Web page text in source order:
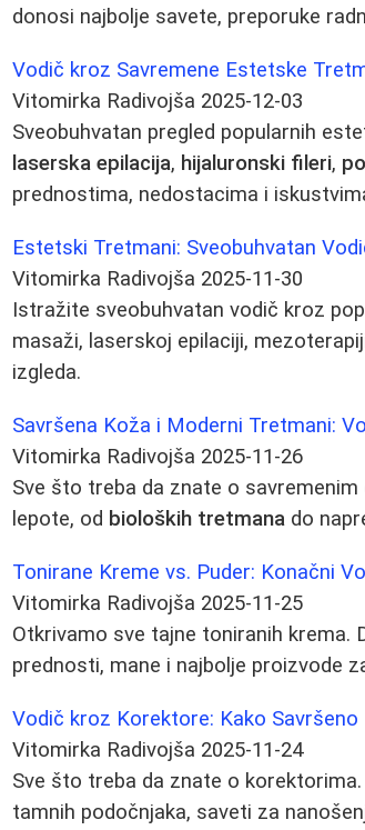
donosi najbolje savete, preporuke
Vodič kroz Savremene Estetske
Vitomirka Radivojša 2025-12-03
Sveobuhvatan pregled popularnih
laserska epilacija, hijaluronski fileri,
prednostima, nedostacima i
Estetski Tretmani: Sveobuhvatan
Vitomirka Radivojša 2025-11-30
Istražite sveobuhvatan vodič kroz
masaži, laserskoj epilaciji,
izgleda.
Savršena Koža i Moderni Tretmani:
Vitomirka Radivojša 2025-11-26
Sve što treba da znate o
lepote, od bioloških tretmana do
Tonirane Kreme vs. Puder: Konačni
Vitomirka Radivojša 2025-11-25
Otkrivamo sve tajne toniranih krema.
prednosti, mane i najbolje proizvode
Vodič kroz Korektore: Kako
Vitomirka Radivojša 2025-11-24
Sve što treba da znate o
tamnih podočnjaka, saveti za